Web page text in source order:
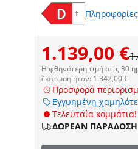
1.139,00 €
Η φθηνότερη τιμή στις 30
έκπτωση ήταν: 1.342,00 €
Προσφορά
Εγγυημένη
Τελευταία
ΔΩΡΕΑΝ ΠΑΡΑΔΟΣΗ